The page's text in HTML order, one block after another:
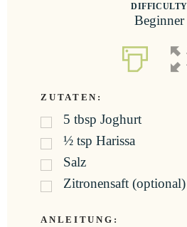
DIFFICULTY
Beginner
ZUTATEN:
5 tbsp Joghurt
½ tsp Harissa
Salz
Zitronensaft (optional)
ANLEITUNG: